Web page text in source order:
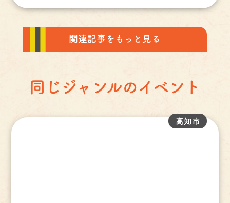
関連記事をもっと見る
同じジャンルのイベント
高知市